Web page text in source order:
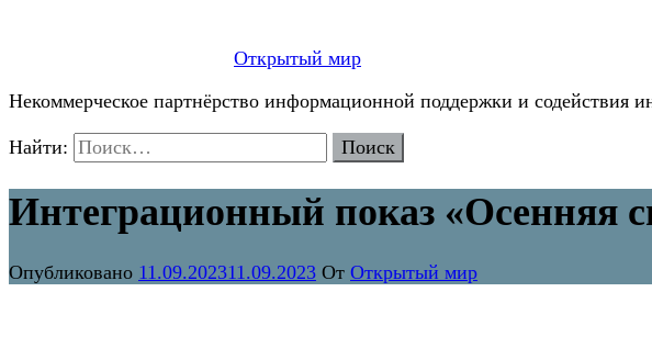
Открытый мир
Некоммерческое партнёрство информационной поддержки и содействия
Найти:
Интеграционный показ «Осенняя
Опубликовано 11.09.202311.09.2023 От Открытый мир